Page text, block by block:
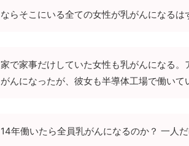
ならそこにいる全ての女性が乳がんになるは
家で家事だけしていた女性も乳がんになる
がんになったが、彼女も半導体工場で働いて
14年働いたら全員乳がんになるのか？ 一人だ